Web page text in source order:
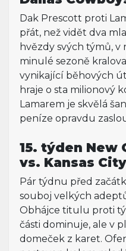
Dak Prescott proti
přát, než vidět dva
hvězdy svých týmů, v
minulé sezoně
vynikající běhových
hraje o sta milionový
Lamarem je skvělá
peníze opravdu
15. týden New
vs. Kansas
Pár týdnu před
souboj velkých
Obhájce titulu proti
části dominuje, ale v
domeček z karet.